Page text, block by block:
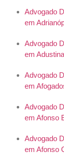
Advogado
em
Advogado
em
Advogado
em
Advogado
em Afonso
Advogado
em Afonso